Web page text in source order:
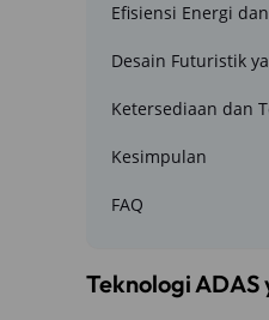
Efisiensi Energi
Desain Futuristik
Ketersediaan dan
Kesimpulan
FAQ
Teknologi